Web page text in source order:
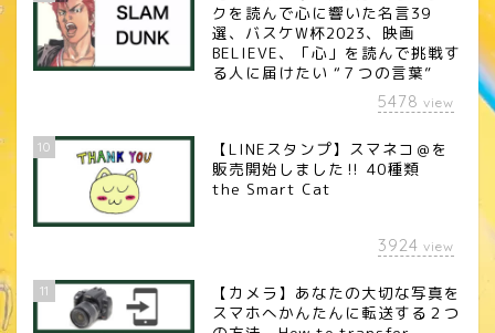
クを読んで心に響いた名言39
選、バスケW杯2023、映画
BELIEVE、「心」を読んで挑戦す
る人に届けたい “７つの言葉”
5478 view
10
【LINEスタンプ】スマネコ＠を
販売開始しました‼︎ 40種類
the Smart Cat
3924 view
11
【カメラ】あなたの大切な写真を
スマホへかんたんに転送する２つ